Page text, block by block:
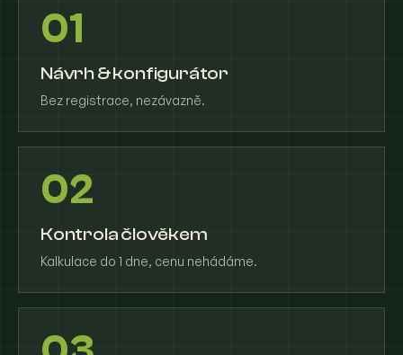
01
Návrh & konfigurátor
Bez registrace, nezávazně.
02
Kontrola člověkem
Kalkulace do 1 dne, cenu nehádáme.